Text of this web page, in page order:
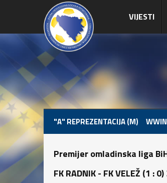
VIJESTI
"A" REPREZENTACIJA (M)
Premijer omladinska liga
FK RADNIK - FK VELEŽ (1 : 0)